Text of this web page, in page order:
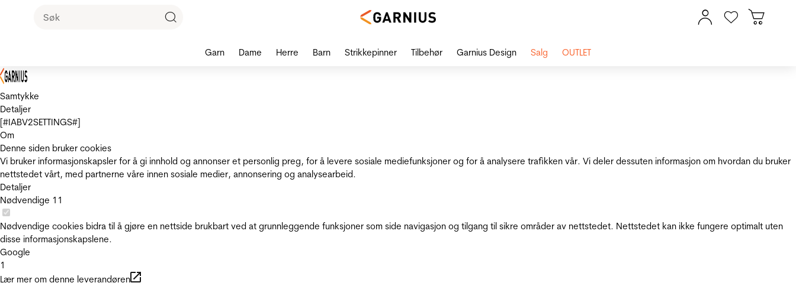
Samtykke
Detaljer
[#IABV2SETTINGS#]
Om
Denne siden bruker cookies
Vi bruker informasjonskapsler for å gi innhold og annonser et personlig preg, for å levere sosiale mediefunksjoner og for å analysere trafikken vår. Vi deler dessuten informasjon om hvordan du bruker
nettstedet vårt, med partnerne våre innen sosiale medier, annonsering og analysearbeid.
Detaljer
Nødvendige 11
Nødvendige cookies bidra til å gjøre en nettside brukbart ved at grunnleggende funksjoner som side navigasjon og tilgang til sikre områder av nettstedet. Nettstedet kan ikke fungere optimalt uten
disse informasjonskapslene.
Google
1
Lær mer om denne leverandøren
Garn Dame Herre Barn Strikkepinner Tilbehør Garnius Design Salg OUTLET